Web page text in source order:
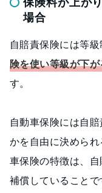
場合
自賠責保険には等級
険を使い等級が下
す。
自動車保険には自
かを自由に決めら
車保険の特徴は、
補償していること